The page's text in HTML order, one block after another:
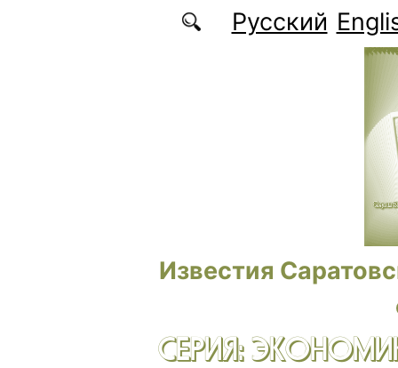
Перейти к основному содержаниюРусский
Известия
СЕРИЯ: